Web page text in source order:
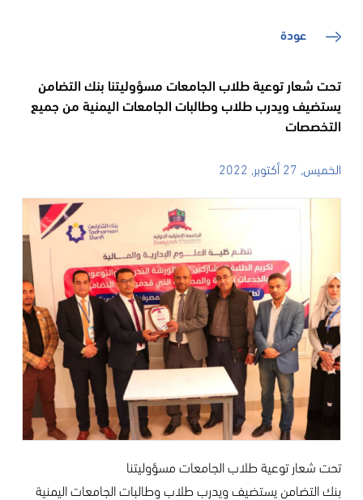
عودة
تحت شعار توعية طلاب الجامعات مسؤوليتنا بنك التضامن
يستضيف ويدرب طلاب وطالبات الجامعات اليمنية من جميع
التخصصات
الخميس, 27 أكتوبر, 2022
تحت شعار توعية طلاب الجامعات مسؤوليتنا
بنك التضامن يستضيف ويدرب طلاب وطالبات الجامعات اليمنية